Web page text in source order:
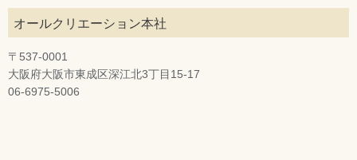
オールクリエーション本社
〒537-0001
大阪府大阪市東成区深江北3丁目15-17
06-6975-5006